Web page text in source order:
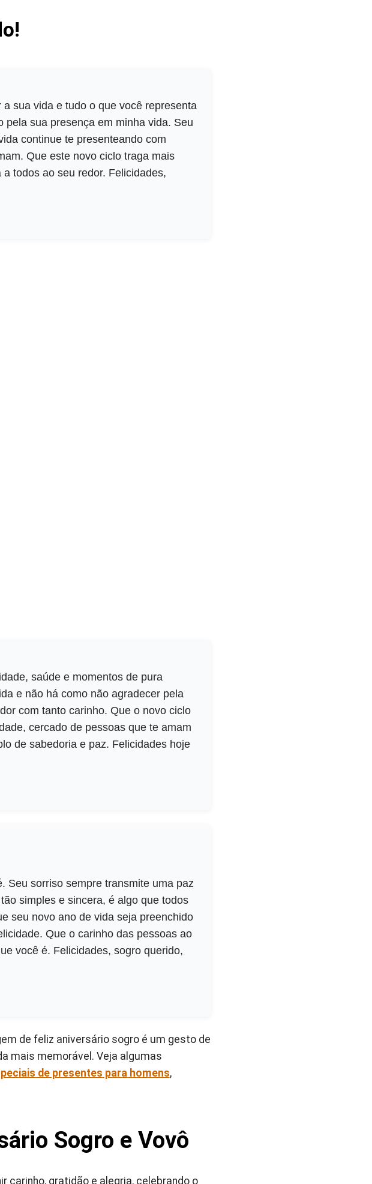
sua vida e tudo o que você representa
sua presença em minha vida. Seu
continue te presenteando com
Que este novo ciclo traga mais
todos ao seu redor. Felicidades,
saúde e momentos de pura
e não há como não agradecer pela
com tanto carinho. Que o novo ciclo
cercado de pessoas que te amam
de sabedoria e paz. Felicidades hoje
Seu sorriso sempre transmite uma paz
simples e sincera, é algo que todos
seu novo ano de vida seja preenchido
Que o carinho das pessoas ao
você é. Felicidades, sogro querido,
de feliz aniversário sogro é um gesto de
mais memorável. Veja algumas
de presentes para homens,
Sogro e Vovô
carinho, gratidão e alegria, celebrando o